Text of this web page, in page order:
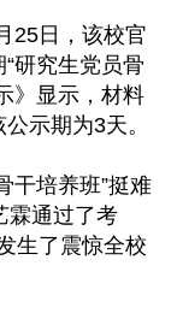
25日，该校官
研究生党员骨
》显示，材料
示期为3天。
干培养班”挺难
霖通过了考
生了震惊全校